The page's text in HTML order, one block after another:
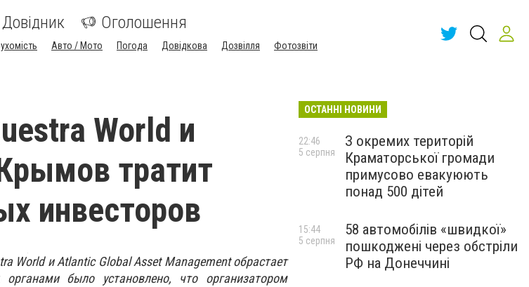
Довідник Оголошення
Авто / Мото Погода Довідкова Дозвілля Фотозвіти
World и
тратит
инвесторов
World и Atlantic Global Asset Management обрастает
было установлено, что организатором
ОСТАННІ НОВИНИ
З окремих територій
Краматорської громади
примусово евакуюють
понад 500 дітей
22:46
5 серпня
58 автомобілів «швидкої»
пошкоджені через обстріли
РФ на Донеччині
15:44
5 серпня